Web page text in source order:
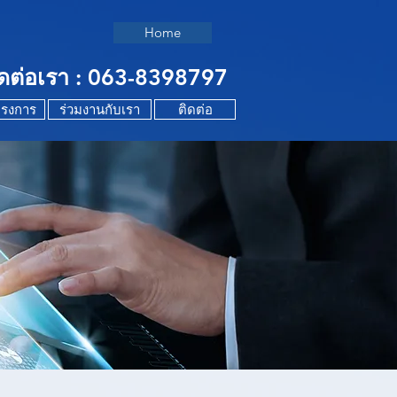
Home
ต่อเรา : 063-8398797
งการ ร่วมงานกับเรา ติดต่อ